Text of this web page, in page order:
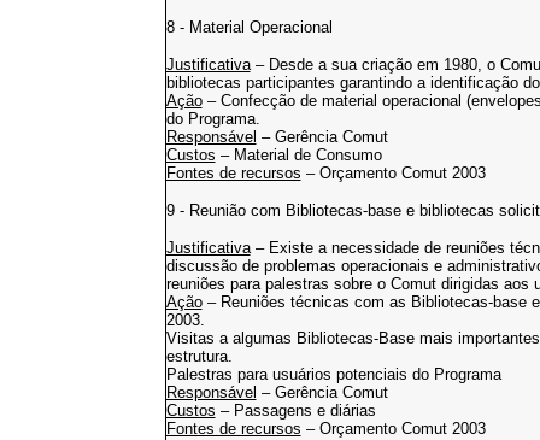
8 - Material Operacional
Justificativa– Desde a sua criação em 1980, o
bibliotecas participantes garantindo a identificação
Ação– Confecção de material operacional
do Programa.
Responsável – Gerência Comut
Custos – Material de Consumo
Fontes de recursos – Orçamento Comut 2003
9 - Reunião com Bibliotecas-base e bibliotecas
Justificativa– Existe a necessidade de reuniões
discussão de problemas operacionais e
reuniões para palestras sobre o Comut dirigidas aos
Ação– Reuniões técnicas com as Bibliotecas-base
2003.
Visitas a algumas Bibliotecas-Base mais
estrutura.
Palestras para usuários potenciais do Programa
Responsável – Gerência Comut
Custos – Passagens e diárias
Fontes de recursos – Orçamento Comut 2003